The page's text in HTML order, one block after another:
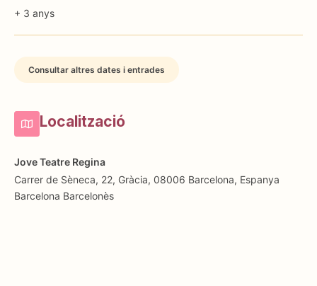
+ 3 anys
Consultar altres dates i entrades
Localització
Jove Teatre Regina
Carrer de Sèneca, 22, Gràcia, 08006 Barcelona, Espanya
Barcelona Barcelonès